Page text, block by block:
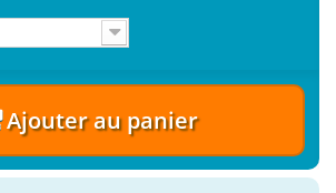
Ajouter au panier